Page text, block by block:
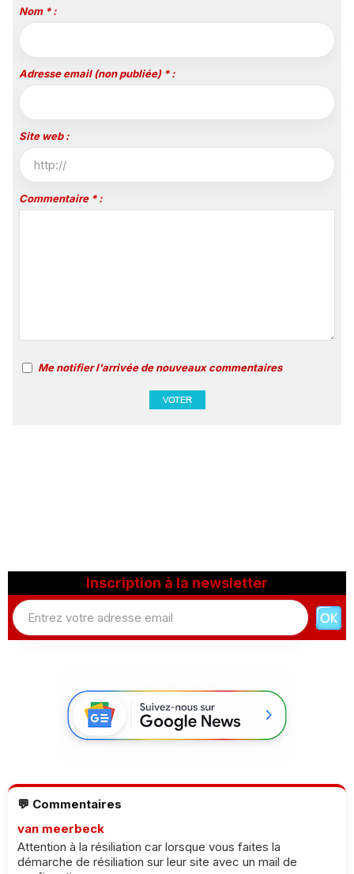
Nom * :
Adresse email (non publiée) * :
Site web :
Commentaire * :
Me notifier l'arrivée de nouveaux commentaires
Inscription à la newsletter
💬 Commentaires
van meerbeck
Attention à la résiliation car lorsque vous faites la
démarche de résiliation sur leur site avec un mail de